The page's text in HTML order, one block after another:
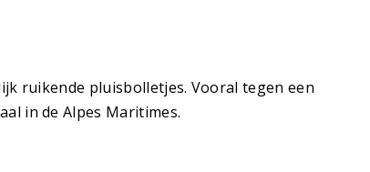
ruikende pluisbolletjes. Vooral tegen een
in de Alpes Maritimes.